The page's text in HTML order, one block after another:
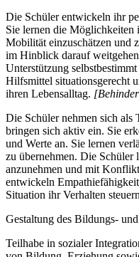
Die Schüler entwickeln ihr
Sie lernen die Möglichkeiten
Mobilität einzuschätzen und
im Hinblick darauf
Unterstützung
Hilfsmittel situationsgerecht
ihren Lebensalltag.
Die Schüler nehmen sich als
bringen sich aktiv ein. Sie
und Werte an. Sie lernen
zu übernehmen. Die
anzunehmen und mit
entwickeln
Situation ihr Verhalten
Gestaltung des Bildungs-
Teilhabe in sozialer